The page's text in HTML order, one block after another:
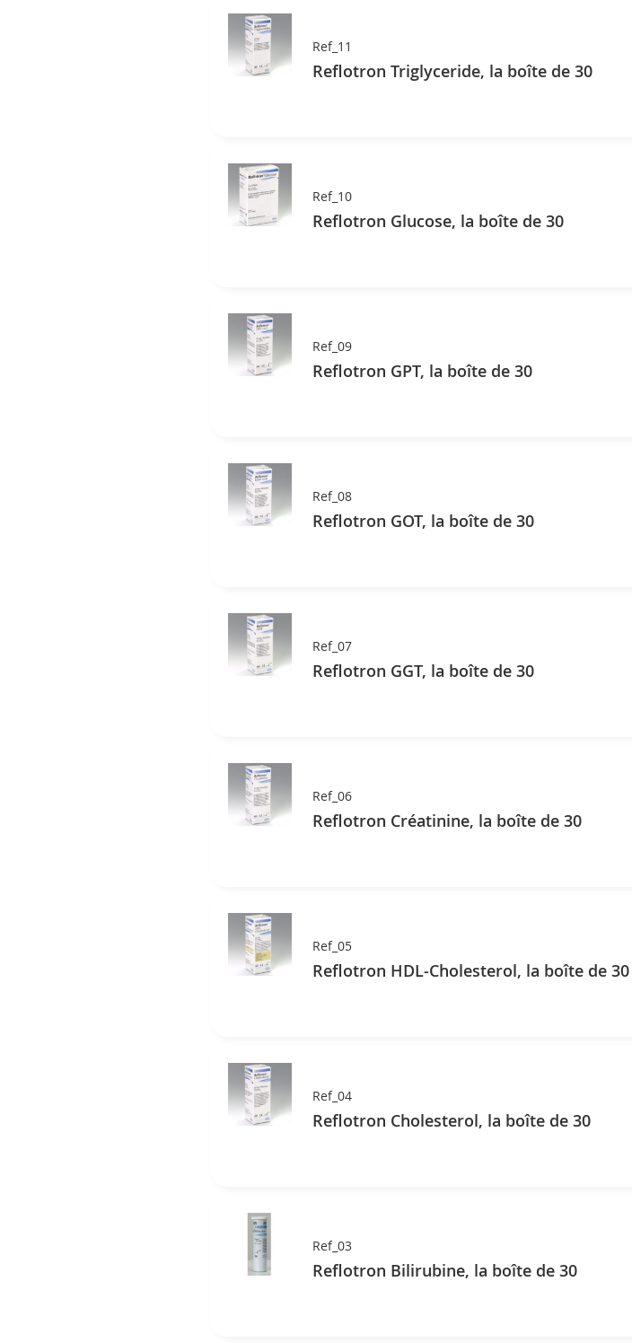
Ref_11
Reflotron Triglyceride, la boîte de 30
Ref_10
Reflotron Glucose, la boîte de 30
Ref_09
Reflotron GPT, la boîte de 30
Ref_08
Reflotron GOT, la boîte de 30
Ref_07
Reflotron GGT, la boîte de 30
Ref_06
Reflotron Créatinine, la boîte de 30
Ref_05
Reflotron HDL-Cholesterol, la boîte de 30
Ref_04
Reflotron Cholesterol, la boîte de 30
Ref_03
Reflotron Bilirubine, la boîte de 30